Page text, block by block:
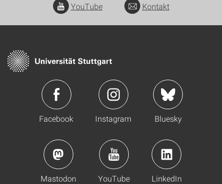
YouTube
Kontakt
Facebook Instagram Bluesky
Mastodon YouTube LinkedIn